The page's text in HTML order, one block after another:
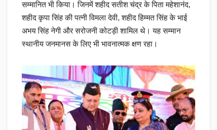
सम्मानित भी किया। जिनमें शहीद सतीश चंद्र के पिता महेशानंद,
शहीद कृपा सिंह की पत्नी विमला देवी, शहीद हिम्मत सिंह के भाई
अभय सिंह नेगी और सरोजनी कोटड़ी शामिल थे। यह सम्मान
स्थानीय जनमानस के लिए भी भावनात्मक क्षण रहा।